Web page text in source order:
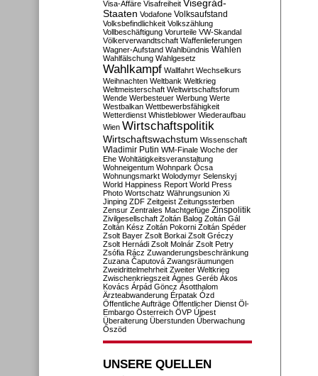
Visa-Affäre Visafreiheit Visegrád-
Staaten Vodafone Volksaufstand
Volksbefindlichkeit Volkszählung
Vollbeschäftigung Vorurteile VW-Skandal
Völkerverwandtschaft Waffenlieferungen
Wagner-Aufstand Wahlbündnis Wahlen
Wahlfälschung Wahlgesetz
Wahlkampf Wallfahrt Wechselkurs
Weihnachten Weltbank Weltkrieg
Weltmeisterschaft Weltwirtschaftsforum
Wende Werbesteuer Werbung Werte
Westbalkan Wettbewerbsfähigkeit
Wetterdienst Whistleblower Wiederaufbau
Wien Wirtschaftspolitik
Wirtschaftswachstum Wissenschaft
Wladimir Putin WM-Finale Woche der
Ehe Wohltätigkeitsveranstaltung
Wohneigentum Wohnpark Ócsa
Wohnungsmarkt Wolodymyr Selenskyj
World Happiness Report World Press
Photo Wortschatz Währungsunion Xi
Jinping ZDF Zeitgeist Zeitungssterben
Zensur Zentrales Machtgefüge Zinspolitik
Zivilgesellschaft Zoltán Balog Zoltán Gál
Zoltán Kész Zoltán Pokorni Zoltán Spéder
Zsolt Bayer Zsolt Borkai Zsolt Gréczy
Zsolt Hernádi Zsolt Molnár Zsolt Petry
Zsófia Rácz Zuwanderungsbeschränkung
Zuzana Čaputová Zwangsräumungen
Zweidrittelmehrheit Zweiter Weltkrieg
Zwischenkriegszeit Ágnes Geréb Ákos
Kovács Árpád Göncz Ásotthalom
Ärzteabwanderung Érpatak Ózd
Öffentliche Aufträge Öffentlicher Dienst Öl-
Embargo Österreich ÖVP Újpest
Überalterung Überstunden Überwachung
Őszöd
UNSERE QUELLEN